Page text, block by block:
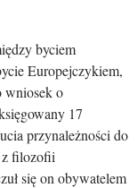
byciem
Europejczykiem,
wniosek o
17
przynależności do
z filozofii
się on obywatelem